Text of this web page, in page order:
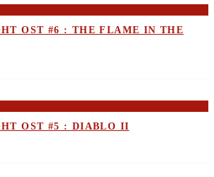
OST #6 : THE FLAME IN THE
OST #5 : DIABLO II